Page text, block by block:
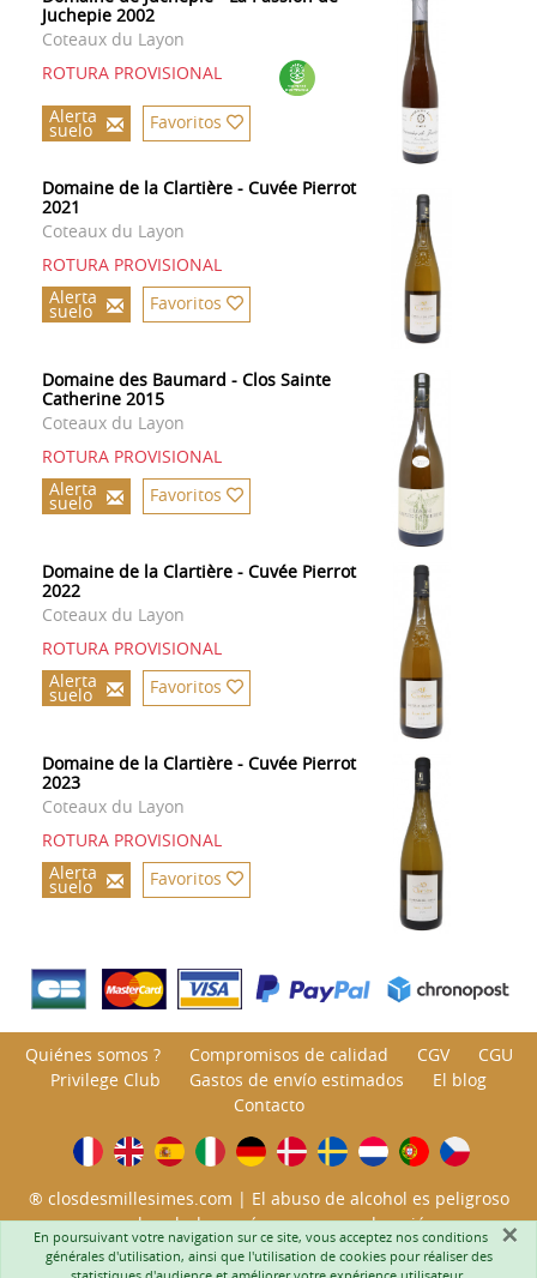
Juchepie 2002
Coteaux du Layon
ROTURA PROVISIONAL
Alerta
suelo Favoritos
Domaine de la Clartière - Cuvée Pierrot
2021
Coteaux du Layon
ROTURA PROVISIONAL
Alerta
suelo Favoritos
Domaine des Baumard - Clos Sainte
Catherine 2015
Coteaux du Layon
ROTURA PROVISIONAL
Alerta
suelo Favoritos
Domaine de la Clartière - Cuvée Pierrot
2022
Coteaux du Layon
ROTURA PROVISIONAL
Alerta
suelo Favoritos
Domaine de la Clartière - Cuvée Pierrot
2023
Coteaux du Layon
ROTURA PROVISIONAL
Alerta
suelo Favoritos
Quiénes somos ? Compromisos de calidad CGV
CGU
Privilege Club
Gastos de envío estimados
El blog
Contacto
® closdesmillesimes.com | El abuso de alcohol es peligroso
para la salud; consúmase con moderación.
Está prohibida la venta de bebidas alcohólicas a menores de×
En poursuivant votre navigation sur ce site, vous acceptez nos conditions
générales d'utilisation, ainsi que l'utilisation de cookies pour réaliser des